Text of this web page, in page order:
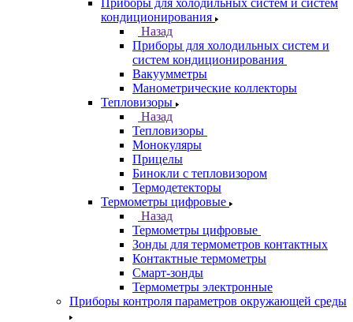
Приборы для холодильных систем и систем
кондиционирования
Назад
Приборы для холодильных систем и
систем кондиционирования
Вакуумметры
Манометрические коллекторы
Тепловизоры
Назад
Тепловизоры
Монокуляры
Прицелы
Бинокли с тепловизором
Термодетекторы
Термометры цифровые
Назад
Термометры цифровые
Зонды для термометров контактных
Контактные термометры
Смарт-зонды
Термометры электронные
Приборы контроля параметров окружающей среды